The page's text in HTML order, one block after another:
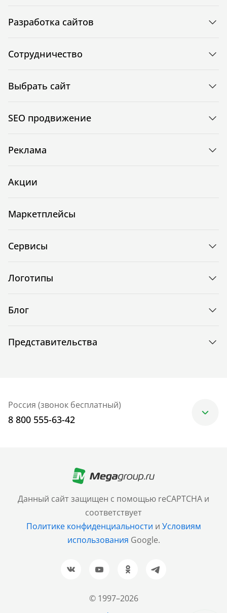
© 1997–2026
Данный сайт защищен с помощью reCAPTCHA и
соответствует
Политике конфиденциальности и Условиям
использования Google.
Разработка сайтов
Сотрудничество
Выбрать сайт
SEO продвижение
Реклама
Акции
Маркетплейсы
Сервисы
Логотипы
Блог
Представительства
Россия (звонок бесплатный)
8 800 555-63-42
+7 (499) 705-30-10
Санкт-Петербург
+7 (812) 600-77-33
Барнаул
+7 (961) 999-93-93
Новосибирск